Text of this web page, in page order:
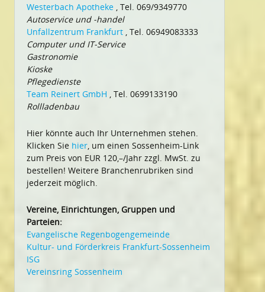
Westerbach Apotheke , Tel. 069/9349770
Autoservice und -handel
Unfallzentrum Frankfurt , Tel. 06949083333
Computer und IT-Service
Gastronomie
Kioske
Pflegedienste
Team Reinert GmbH , Tel. 0699133190
Rollladenbau
Hier könnte auch Ihr Unternehmen stehen.
Klicken Sie hier, um einen Sossenheim-Link
zum Preis von EUR 120,–/Jahr zzgl. MwSt. zu
bestellen! Weitere Branchenrubriken sind
jederzeit möglich.
Vereine, Einrichtungen, Gruppen und
Parteien:
Evangelische Regenbogengemeinde
Kultur- und Förderkreis Frankfurt-Sossenheim
ISG
Vereinsring Sossenheim